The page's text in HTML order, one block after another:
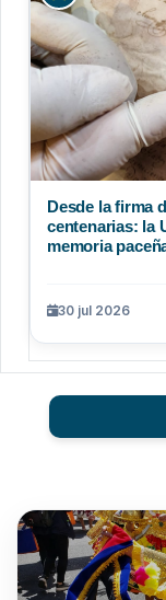
Desde la firma
centenarias: la
memoria
30 jul 2026